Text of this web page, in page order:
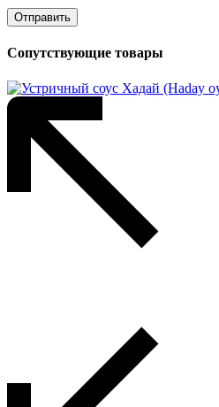
Сопутствующие товары